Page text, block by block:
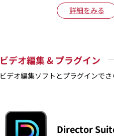
詳細をみる
ビデオ編集 & プラグイン
ビデオ編集ソフトとプラグインでさ
Director